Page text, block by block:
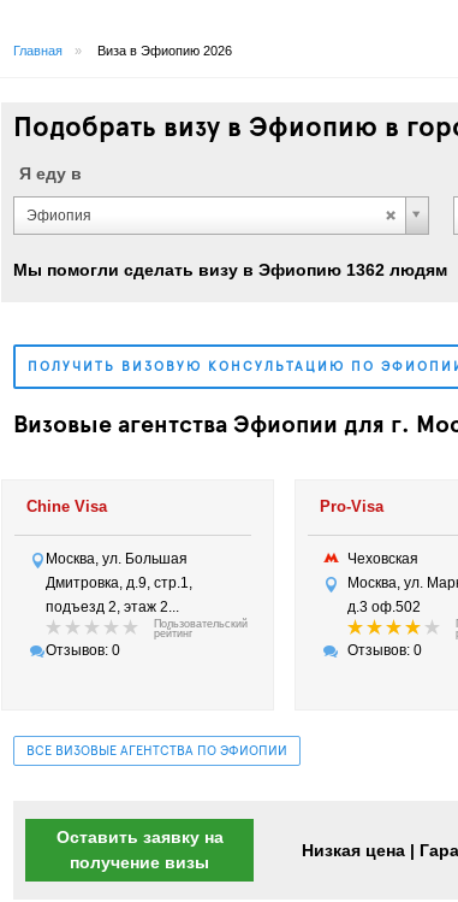
Главная » Виза в Эфиопию 2026
Подобрать визу в Эфиопию в
Я еду в
Эфиопия
Мы помогли сделать визу в Эфиопию 1362 людям
ПОЛУЧИТЬ ВИЗОВУЮ КОНСУЛЬТАЦИЮ ПО
Визовые агентства Эфиопии для г.
Chine Visa
Москва, ул. Большая
Дмитровка, д.9, стр.1,
подъезд 2, этаж 2...
Пользовательский
рейтинг
Отзывов: 0
Pro-Visa
Чеховская
Москва, ул.
д.3 оф.502
Отзывов: 0
ВСЕ ВИЗОВЫЕ АГЕНТСТВА ПО ЭФИОПИИ
Оставить заявку на
получение визы
Низкая цена |